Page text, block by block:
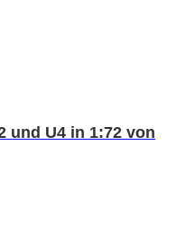
und U4 in 1:72 von